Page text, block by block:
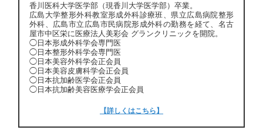
香川医科大学医学部（現香川大学医学部）卒業。
広島大学整形外科教室形成外科診療班、県立広島病院整形
外科、広島市立広島市民病院形成外科の勤務を経て、名古
屋市中区栄に医療法人美彩会 グランクリニックを開院。
◯日本形成外科学会専門医
◯日本整形外科学会専門医
◯日本美容外科学会正会員
◯日本美容皮膚科学会正会員
◯日本抗加齢医学会正会員
◯日本抗加齢美容医療学会正会員
【詳しくはこちら】